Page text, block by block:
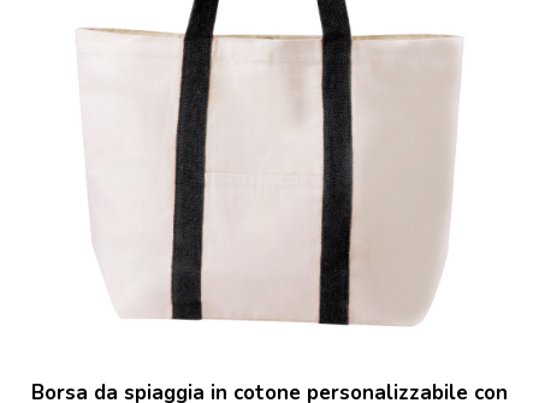
Borsa da spiaggia in cotone personalizzabile con